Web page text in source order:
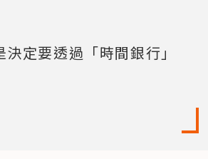
定要透過「時間銀行」